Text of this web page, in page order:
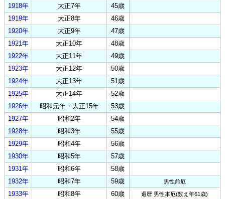
1918年
大正7年
45歳
1919年
大正8年
46歳
1920年
大正9年
47歳
1921年
大正10年
48歳
1922年
大正11年
49歳
1923年
大正12年
50歳
1924年
大正13年
51歳
1925年
大正14年
52歳
1926年
昭和元年・大正15年
53歳
1927年
昭和2年
54歳
1928年
昭和3年
55歳
1929年
昭和4年
56歳
1930年
昭和5年
57歳
1931年
昭和6年
58歳
1932年
昭和7年 59歳 男性前厄
1933年 昭和8年 60歳 還暦 男性本厄(数え年61歳)